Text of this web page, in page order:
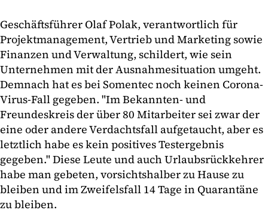
Geschäftsführer Olaf Polak, verantwortlich für
Projektmanagement, Vertrieb und Marketing sowie
Finanzen und Verwaltung, schildert, wie sein
Unternehmen mit der Ausnahmesituation umgeht.
Demnach hat es bei Somentec noch keinen Corona-
Virus-Fall gegeben. "Im Bekannten- und
Freundeskreis der über 80 Mitarbeiter sei zwar der
eine oder andere Verdachtsfall aufgetaucht, aber es
letztlich habe es kein positives Testergebnis
gegeben." Diese Leute und auch Urlaubsrückkehrer
habe man gebeten, vorsichtshalber zu Hause zu
bleiben und im Zweifelsfall 14 Tage in Quarantäne
zu bleiben.